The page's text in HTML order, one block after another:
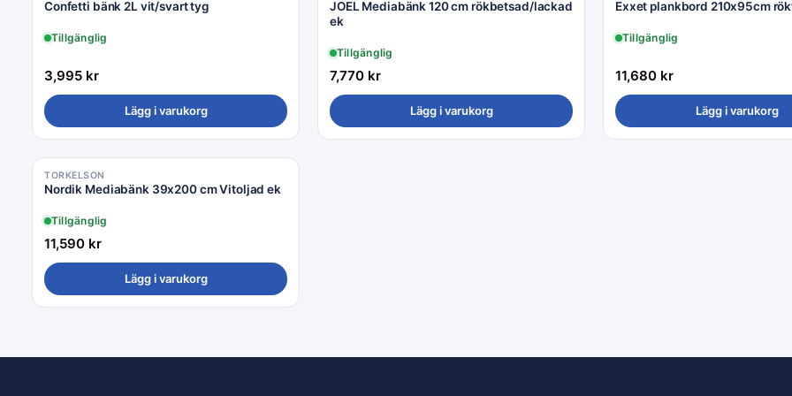
Confetti bänk 2L vit/svart tyg
Tillgänglig
3,995 kr
Lägg i varukorg
JOEL Mediabänk 120 cm rökbetsad/lackad
ek
Tillgänglig
7,770 kr
Lägg i varukorg
Exxet plankbord 210x95cm
Tillgänglig
11,680 kr
Lägg i varukorg
TORKELSON
Nordik Mediabänk 39x200 cm Vitoljad ek
Tillgänglig
11,590 kr
Lägg i varukorg